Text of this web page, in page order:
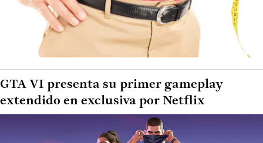
GTA VI presenta su primer gameplay
extendido en exclusiva por Netflix